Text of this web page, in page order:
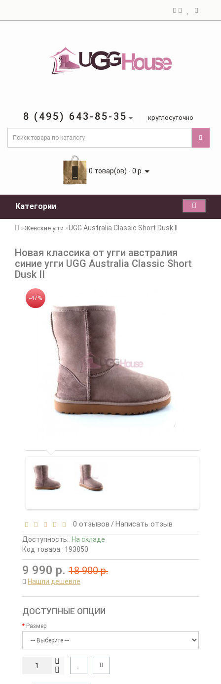
8 (495) 643-85-35 круглосуточно
0 товар(ов) - 0 р.
Категории
Женские угги UGG Australia Classic Short Dusk II
Новая классика от угги австралия
синие угги UGG Australia Classic Short
Dusk II
-47%
0 отзывов /Написать отзыв
Доступность: На складе
Код товара: 193850
9 990 р. 18 900 р.
Нашли дешевле
ДОСТУПНЫЕ ОПЦИИ
Размер